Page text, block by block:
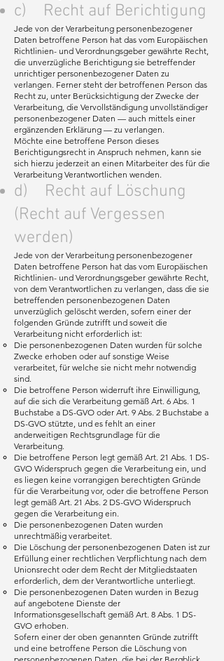
c) Recht auf Berichtigung
Jede von der Verarbeitung personenbezogener
Daten betroffene Person hat das vom Europäischen
Richtlinien- und Verordnungsgeber gewährte Recht,
die unverzügliche Berichtigung sie betreffender
unrichtiger personenbezogener Daten zu
verlangen. Ferner steht der betroffenen Person das
Recht zu, unter Berücksichtigung der Zwecke der
Verarbeitung, die Vervollständigung unvollständiger
personenbezogener Daten — auch mittels einer
ergänzenden Erklärung — zu verlangen.
Möchte eine betroffene Person dieses
Berichtigungsrecht in Anspruch nehmen, kann sie
sich hierzu jederzeit an einen Mitarbeiter des für die
Verarbeitung Verantwortlichen wenden.
d) Recht auf Löschung
(Recht auf Vergessen
werden)
Jede von der Verarbeitung personenbezogener
Daten betroffene Person hat das vom Europäischen
Richtlinien- und Verordnungsgeber gewährte Recht,
von dem Verantwortlichen zu verlangen, dass die sie
betreffenden personenbezogenen Daten
unverzüglich gelöscht werden, sofern einer der
folgenden Gründe zutrifft und soweit die
Verarbeitung nicht erforderlich ist:
Die personenbezogenen Daten wurden für solche
Zwecke erhoben oder auf sonstige Weise
verarbeitet, für welche sie nicht mehr notwendig
sind.
Die betroffene Person widerruft ihre Einwilligung,
auf die sich die Verarbeitung gemäß Art. 6 Abs. 1
Buchstabe a DS-GVO oder Art. 9 Abs. 2 Buchstabe a
DS-GVO stützte, und es fehlt an einer
anderweitigen Rechtsgrundlage für die
Verarbeitung.
Die betroffene Person legt gemäß Art. 21 Abs. 1 DS-
GVO Widerspruch gegen die Verarbeitung ein, und
es liegen keine vorrangigen berechtigten Gründe
für die Verarbeitung vor, oder die betroffene Person
legt gemäß Art. 21 Abs. 2 DS-GVO Widerspruch
gegen die Verarbeitung ein.
Die personenbezogenen Daten wurden
unrechtmäßig verarbeitet.
Die Löschung der personenbezogenen Daten ist zur
Erfüllung einer rechtlichen Verpflichtung nach dem
Unionsrecht oder dem Recht der Mitgliedstaaten
erforderlich, dem der Verantwortliche unterliegt.
Die personenbezogenen Daten wurden in Bezug
auf angebotene Dienste der
Informationsgesellschaft gemäß Art. 8 Abs. 1 DS-
GVO erhoben.
Sofern einer der oben genannten Gründe zutrifft
und eine betroffene Person die Löschung von